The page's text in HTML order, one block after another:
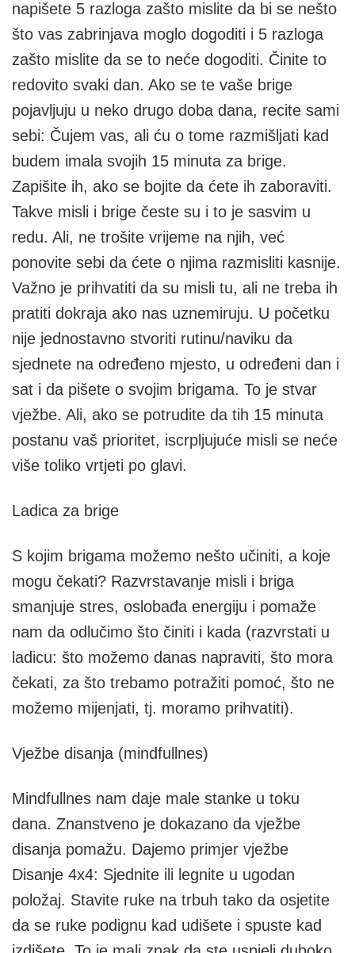
napišete 5 razloga zašto mislite da bi se nešto
što vas zabrinjava moglo dogoditi i 5 razloga
zašto mislite da se to neće dogoditi. Činite to
redovito svaki dan. Ako se te vaše brige
pojavljuju u neko drugo doba dana, recite sami
sebi: Čujem vas, ali ću o tome razmišljati kad
budem imala svojih 15 minuta za brige.
Zapišite ih, ako se bojite da ćete ih zaboraviti.
Takve misli i brige česte su i to je sasvim u
redu. Ali, ne trošite vrijeme na njih, već
ponovite sebi da ćete o njima razmisliti kasnije.
Važno je prihvatiti da su misli tu, ali ne treba ih
pratiti dokraja ako nas uznemiruju. U početku
nije jednostavno stvoriti rutinu/naviku da
sjednete na određeno mjesto, u određeni dan i
sat i da pišete o svojim brigama. To je stvar
vježbe. Ali, ako se potrudite da tih 15 minuta
postanu vaš prioritet, iscrpljujuće misli se neće
više toliko vrtjeti po glavi.
Ladica za brige
S kojim brigama možemo nešto učiniti, a koje
mogu čekati? Razvrstavanje misli i briga
smanjuje stres, oslobađa energiju i pomaže
nam da odlučimo što činiti i kada (razvrstati u
ladicu: što možemo danas napraviti, što mora
čekati, za što trebamo potražiti pomoć, što ne
možemo mijenjati, tj. moramo prihvatiti).
Vježbe disanja (mindfullnes)
Mindfullnes nam daje male stanke u toku
dana. Znanstveno je dokazano da vježbe
disanja pomažu. Dajemo primjer vježbe
Disanje 4x4: Sjednite ili legnite u ugodan
položaj. Stavite ruke na trbuh tako da osjetite
da se ruke podignu kad udišete i spuste kad